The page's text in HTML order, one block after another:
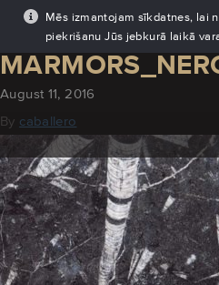
Mēs izmantojam sīkdatnes, lai
piekrišanu Jūs jebkurā laikā
August 11, 2016
By caballero